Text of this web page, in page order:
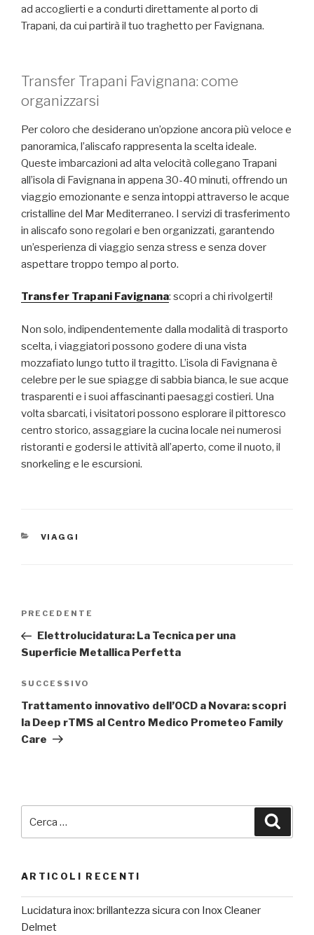
ad accoglierti e a condurti direttamente al porto di
Trapani, da cui partirà il tuo traghetto per Favignana.
Transfer Trapani Favignana: come
organizzarsi
Per coloro che desiderano un’opzione ancora più veloce e
panoramica, l’aliscafo rappresenta la scelta ideale.
Queste imbarcazioni ad alta velocità collegano Trapani
all’isola di Favignana in appena 30-40 minuti, offrendo un
viaggio emozionante e senza intoppi attraverso le acque
cristalline del Mar Mediterraneo. I servizi di trasferimento
in aliscafo sono regolari e ben organizzati, garantendo
un’esperienza di viaggio senza stress e senza dover
aspettare troppo tempo al porto.
Transfer Trapani Favignana: scopri a chi rivolgerti!
Non solo, indipendentemente dalla modalità di trasporto
scelta, i viaggiatori possono godere di una vista
mozzafiato lungo tutto il tragitto. L’isola di Favignana è
celebre per le sue spiagge di sabbia bianca, le sue acque
trasparenti e i suoi affascinanti paesaggi costieri. Una
volta sbarcati, i visitatori possono esplorare il pittoresco
centro storico, assaggiare la cucina locale nei numerosi
ristoranti e godersi le attività all’aperto, come il nuoto, il
snorkeling e le escursioni.
CATEGORIE
VIAGGI
Articolo
precedente:
PRECEDENTE
Elettrolucidatura: La Tecnica per una
Superficie Metallica Perfetta
Articolo
successivo
SUCCESSIVO
Trattamento innovativo dell’OCD a Novara: scopri
la Deep rTMS al Centro Medico Prometeo Family
Care
ARTICOLI RECENTI
Lucidatura inox: brillantezza sicura con Inox Cleaner
Delmet